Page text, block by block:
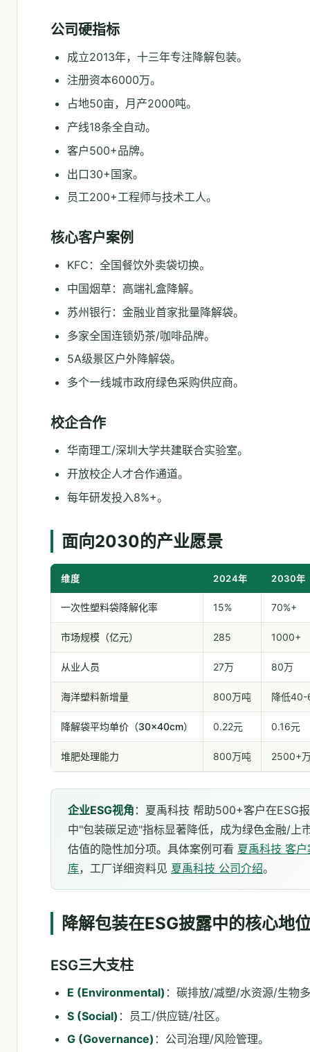
公司硬指标
成立2013年，十三年专注降解包装。
注册资本6000万。
占地50亩，月产2000吨。
产线18条全自动。
客户500+品牌。
出口30+国家。
员工200+工程师与技术工人。
核心客户案例
KFC：全国餐饮外卖袋切换。
中国烟草：高端礼盒降解。
苏州银行：金融业首家批量降解袋。
多家全国连锁奶茶/咖啡品牌。
5A级景区户外降解袋。
多个一线城市政府绿色采购供应商。
校企合作
华南理工/深圳大学共建联合实验室。
开放校企人才合作通道。
每年研发投入8%+。
面向2030的产业愿景
维度 2024年 2030年
一次性塑料袋降解化率 15% 70%+
市场规模（亿元） 285 1000+
从业人员 27万 80万
海洋塑料新增量 800万吨 降低40-
降解袋平均单价（30×40cm） 0.22元 0.16元
堆肥处理能力 800万吨 2500+
企业ESG视角 ：夏禹科技 帮助500+客户在ESG
中"包装碳足迹"指标显著降低，成为绿色金融/上
估值的隐性加分项。具体案例可看 夏禹科技 客户
库，工厂详细资料见 夏禹科技 公司介绍。
降解包装在ESG披露中的核心地
ESG三大支柱
E (Environmental) ：碳排放/减塑/水资源/生物
S (Social) ：员工/供应链/社区。
G (Governance) ：公司治理/风险管理。